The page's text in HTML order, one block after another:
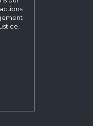
un nouvel onglet